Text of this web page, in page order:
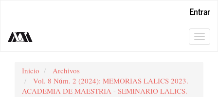
principal
Barra
Entrar
Inicio
Archivos
Vol. 8 Núm. 2 (2024): MEMORIAS LALICS 2023.
ACADEMIA DE MAESTRIA - SEMINARIO LALICS.